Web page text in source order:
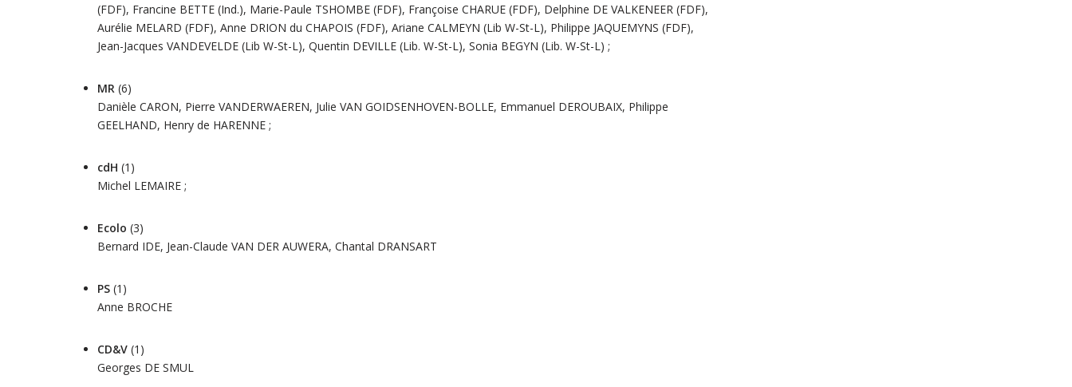
(FDF), Francine BETTE (Ind.), Marie-Paule TSHOMBE (FDF), Françoise CHARUE (FDF), Delphine DE VALKENEER (FDF),
Aurélie MELARD (FDF), Anne DRION du CHAPOIS (FDF), Ariane CALMEYN (Lib W-St-L), Philippe JAQUEMYNS (FDF),
Jean-Jacques VANDEVELDE (Lib W-St-L), Quentin DEVILLE (Lib. W-St-L), Sonia BEGYN (Lib. W-St-L) ;
MR (6)
Danièle CARON, Pierre VANDERWAEREN, Julie VAN GOIDSENHOVEN-BOLLE, Emmanuel DEROUBAIX, Philippe
GEELHAND, Henry de HARENNE ;
cdH (1)
Michel LEMAIRE ;
Ecolo (3)
Bernard IDE, Jean-Claude VAN DER AUWERA, Chantal DRANSART
PS (1)
Anne BROCHE
CD&V (1)
Georges DE SMUL